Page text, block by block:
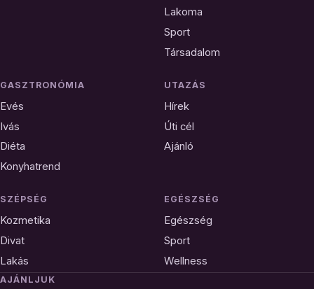
Lakoma
Sport
Társadalom
GASZTRONÓMIA
Evés
Ivás
Diéta
Konyhatrend
UTAZÁS
Hírek
Úti cél
Ajánló
SZÉPSÉG
Kozmetika
Divat
Lakás
EGÉSZSÉG
Egészség
Sport
Wellness
AJÁNLJUK